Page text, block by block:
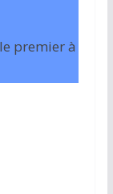
premier à